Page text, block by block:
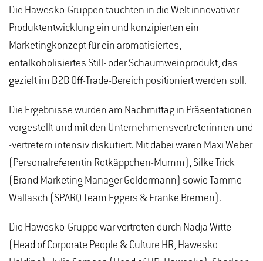
Die Hawesko-Gruppen tauchten in die Welt innovativer
Produktentwicklung ein und konzipierten ein
Marketingkonzept für ein aromatisiertes,
entalkoholisiertes Still- oder Schaumweinprodukt, das
gezielt im B2B Off-Trade-Bereich positioniert werden soll.
Die Ergebnisse wurden am Nachmittag in Präsentationen
vorgestellt und mit den Unternehmensvertreterinnen und
-vertretern intensiv diskutiert. Mit dabei waren Maxi Weber
(Personalreferentin Rotkäppchen-Mumm), Silke Trick
(Brand Marketing Manager Geldermann) sowie Tamme
Wallasch (SPARQ Team Eggers & Franke Bremen).
Die Hawesko-Gruppe war vertreten durch Nadja Witte
(Head of Corporate People & Culture HR, Hawesko